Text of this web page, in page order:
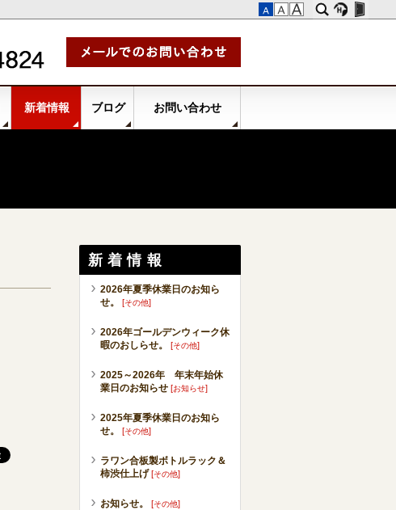
新着情報 ブログ お問い合わせ
新着情報
2026年夏季休業日のお知ら
せ。
[その他]
2026年ゴールデンウィーク休
暇のおしらせ。
[その他]
2025～2026年 年末年始休
業日のお知らせ [お知らせ]
2025年夏季休業日のお知ら
せ。
[その他]
ラワン合板製ボトルラック＆
柿渋仕上げ [その他]
お知らせ。 [その他]